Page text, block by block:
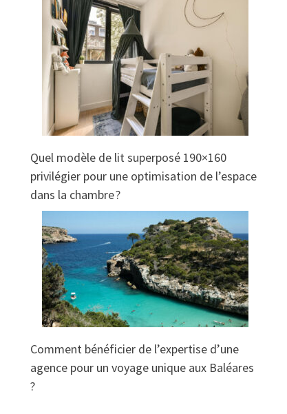
Quel modèle de lit superposé 190×160
privilégier pour une optimisation de l’espace
dans la chambre ?
Comment bénéficier de l’expertise d’une
agence pour un voyage unique aux Baléares
?